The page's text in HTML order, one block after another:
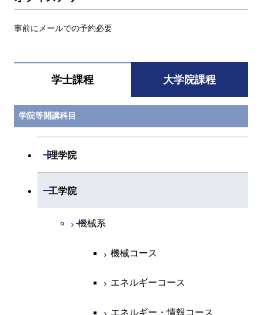
事前にメールでの予約必要
学士課程 大学院課程
学院等開講科目
理学院
開閉
物理学系
物理学コース
物質・情報卓越コース
化学コース
エネルギーコース
地球惑星科学系
地球惑星科学コース
工学院
開閉
機械系
開閉
機械コース
エネルギーコース
エネルギー・情報コース